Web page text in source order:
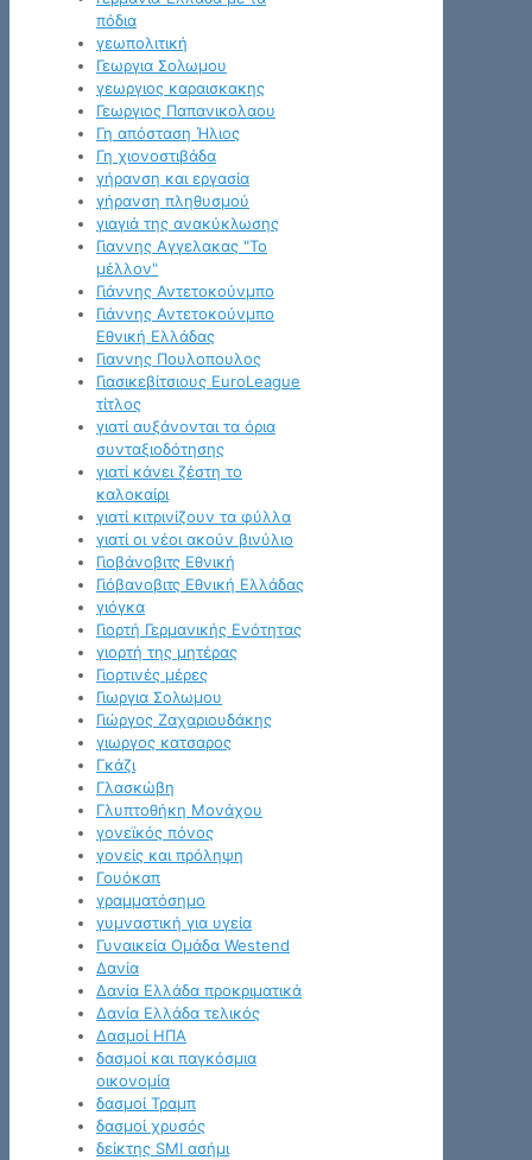
πόδια
γεωπολιτική
Γεωργια Σολωμου
γεωργιος καραισκακης
Γεωργιος Παπανικολαου
Γη απόσταση Ήλιος
Γη χιονοστιβάδα
γήρανση και εργασία
γήρανση πληθυσμού
γιαγιά της ανακύκλωσης
Γιαννης Αγγελακας "Το
μέλλον"
Γιάννης Αντετοκούνμπο
Γιάννης Αντετοκούνμπο
Εθνική Ελλάδας
Γιαννης Πουλοπουλος
Γιασικεβίτσιους EuroLeague
τίτλος
γιατί αυξάνονται τα όρια
συνταξιοδότησης
γιατί κάνει ζέστη το
καλοκαίρι
γιατί κιτρινίζουν τα φύλλα
γιατί οι νέοι ακούν βινύλιο
Γιοβάνοβιτς Εθνική
Γιόβανοβιτς Εθνική Ελλάδας
γιόγκα
Γιορτή Γερμανικής Ενότητας
γιορτή της μητέρας
Γιορτινές μέρες
Γιωργια Σολωμου
Γιώργος Ζαχαριουδάκης
γιωργος κατσαρος
Γκάζι
Γλασκώβη
Γλυπτοθήκη Μονάχου
γονεϊκός πόνος
γονείς και πρόληψη
Γουόκαπ
γραμματόσημο
γυμναστική για υγεία
Γυναικεία Ομάδα Westend
Δανία
Δανία Ελλάδα προκριματικά
Δανία Ελλάδα τελικός
Δασμοί ΗΠΑ
δασμοί και παγκόσμια
οικονομία
δασμοί Τραμπ
δασμοί χρυσός
δείκτης SMI ασήμι